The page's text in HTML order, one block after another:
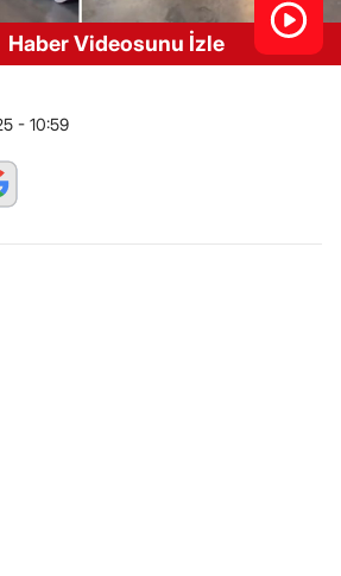
Haber Videosunu İzle
- 10:59